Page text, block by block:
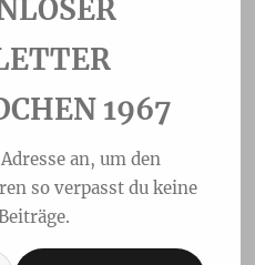
1967
an, um den
so verpasst du keine